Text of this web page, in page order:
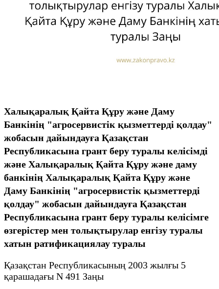
Халықаралық Қайта Құру және Даму
Банкінің "агросервистік қызметтерді қолдау"
жобасын дайындауға Қазақстан
Республикасына грант беру туралы келісімді
және Халықаралық Қайта Құру және даму
банкінің Халықаралық Қайта Құру және
Даму Банкінің "агросервистік қызметтерді
қолдау" жобасын дайындауға Қазақстан
Республикасына грант беру туралы келісімге
өзгерістер мен толықтырулар енгізу туралы
хатын ратификациялау туралы
Қазақстан Республикасының 2003 жылғы 5
қарашадағы N 491 Заңы